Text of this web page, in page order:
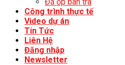
Công trình thực tế
Video dự án
Tin Tức
Liên Hệ
Đăng nhập
Newsletter